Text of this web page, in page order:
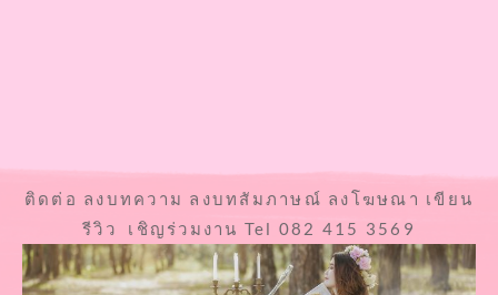
ติดต่อ ลงบทความ ลงบทสัมภาษณ์ ลงโฆษณา เขียน
รีวิว เชิญร่วมงาน Tel 082 415 3569